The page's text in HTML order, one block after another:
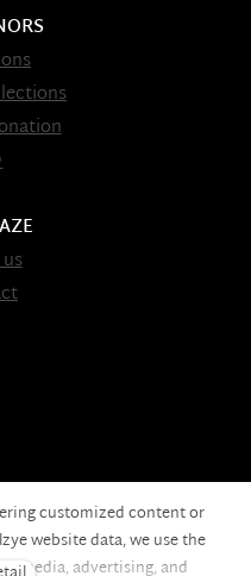
customized content or
website data, we use the
media, advertising, and